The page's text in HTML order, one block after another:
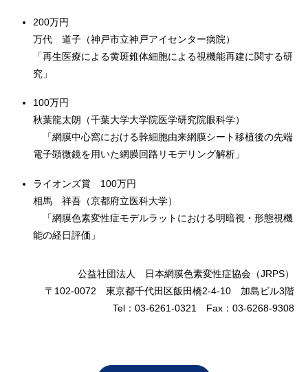
200万円
万代 道子（神戸市立神戸アイセンター病院）
「再生医療による黄斑錐体細胞による視機能再建に関する研
究」
100万円
秋葉龍太朗（千葉大学大学院医学研究院眼科学）
「網膜中心窩における幹細胞由来網膜シート移植後の先端
電子顕微鏡を用いた網膜回路リモデリング解析」
ライオンズ賞 100万円
相馬 祥吾（京都府立医科大学）
「網膜色素変性症モデルラットにおける明暗視・形態視機
能の経日評価」
公益社団法人 日本網膜色素変性症協会（JRPS）
〒102-0072 東京都千代田区飯田橋2-4-10 加島ビル3階
Tel：03-6261-0321 Fax：03-6268-9308